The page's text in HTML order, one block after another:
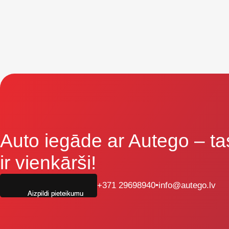
Auto iegāde ar Autego –
ir vienkārši!
+371 29698940•info@autego.lv